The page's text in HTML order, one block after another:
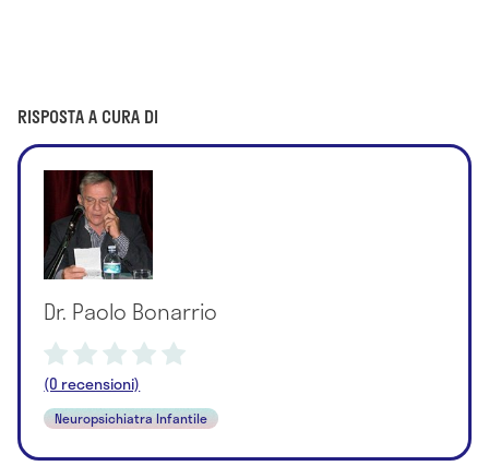
RISPOSTA A CURA DI
Dr. Paolo Bonarrio
(0 recensioni)
Neuropsichiatra Infantile